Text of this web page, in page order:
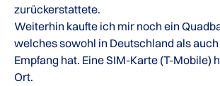
zurückerstattete.
Weiterhin kaufte ich mir noch ein
welches sowohl in Deutschland als auch
Empfang hat. Eine SIM-Karte (T-Mobile)
Ort.